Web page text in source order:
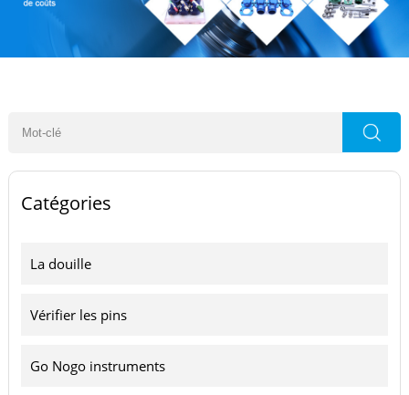
Catégories
La douille
Vérifier les pins
Go Nogo instruments